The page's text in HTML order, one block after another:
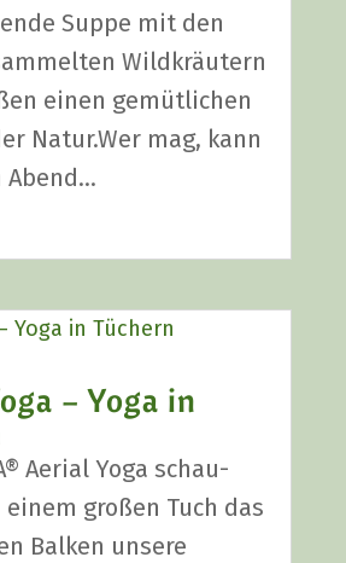
Sup­pe mit den
Wild­kräu­tern
einen gemüt­li­chen
Natur.Wer mag, kann
Abend…
– Yoga in
Aeri­al Yoga schau­
gro­ßen Tuch das
Bal­ken unse­re